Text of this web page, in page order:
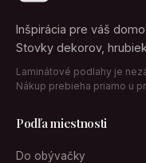
Inšpirácia pre váš
Stovky dekorov,
Laminátové podlahy je
Nákup prebieha priamo u
Podľa miestnosti
Do obývačky